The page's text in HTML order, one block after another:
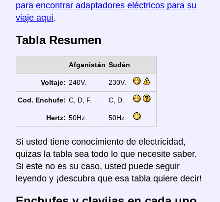
para encontrar adaptadores eléctricos para su
viaje aquí.
Tabla Resumen
Afganistán Sudán
Voltaje: 240V. 230V.
Cod. Enchufe: C, D, F. C, D.
Hertz: 50Hz. 50Hz.
Si usted tiene conocimiento de electricidad,
quizas la tabla sea todo lo que necesite saber.
Si este no es su caso, usted puede seguir
leyendo y ¡descubra que esa tabla quiere decir!